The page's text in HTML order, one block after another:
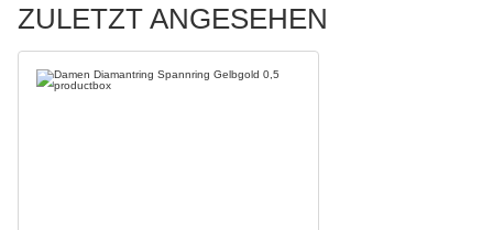
ZULETZT ANGESEHEN